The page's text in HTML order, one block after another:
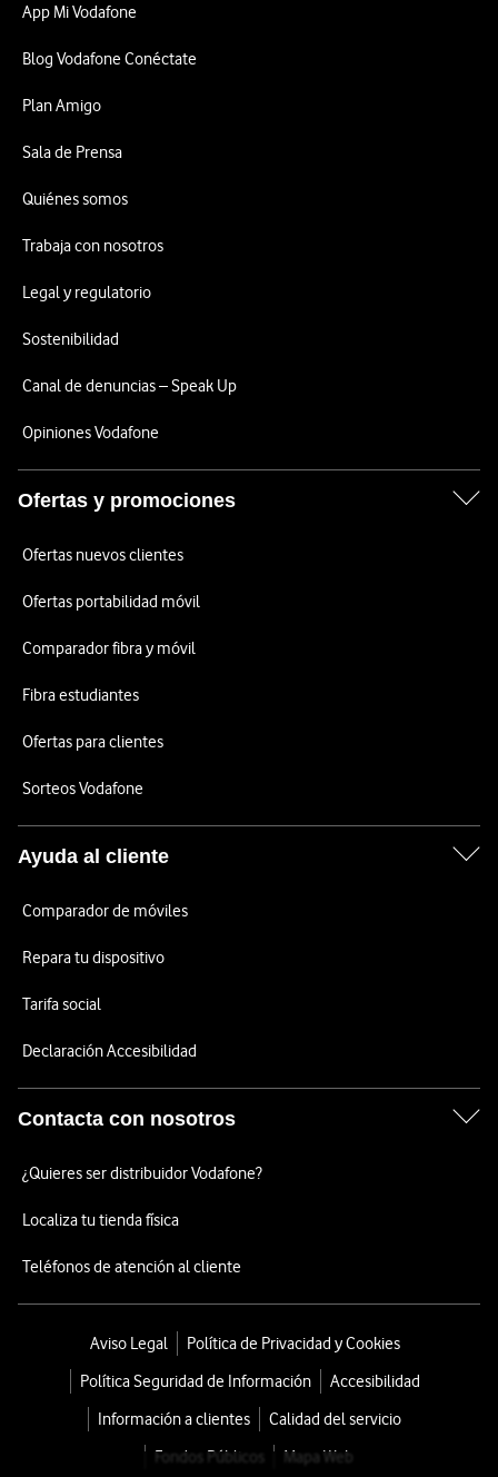
App Mi Vodafone
Blog Vodafone Conéctate
Plan Amigo
Sala de Prensa
Quiénes somos
Trabaja con nosotros
Legal y regulatorio
Sostenibilidad
Canal de denuncias – Speak Up
Opiniones Vodafone
Ofertas y promociones
Ofertas nuevos clientes
Ofertas portabilidad móvil
Comparador fibra y móvil
Fibra estudiantes
Ofertas para clientes
Sorteos Vodafone
Ayuda al cliente
Comparador de móviles
Repara tu dispositivo
Tarifa social
Declaración Accesibilidad
Contacta con nosotros
¿Quieres ser distribuidor Vodafone?
Localiza tu tienda física
Teléfonos de atención al cliente
Aviso Legal
Política de Privacidad y Cookies
Política Seguridad de Información
Accesibilidad
Información a clientes
Calidad del servicio
Fondos Públicos
Mapa Web